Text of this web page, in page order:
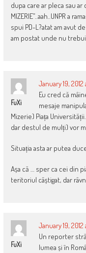
dupa care ar pleca sau ar
MIZERIE”..aah..UNPR a
spui PD-L?atat am avut
am postat unde nu
FuXi
January 19,
Eu cred că
mesaje
Mizerie) Piața
dar destul de mulți) vor
Situația asta ar putea
Așa că … sper ca cei din
teritoriul câștigat, dar
FuXi
January 19,
Un reporter
lumea și în